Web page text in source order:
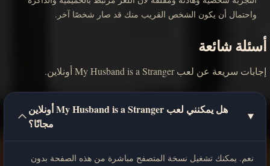
واحتمال أن يكون الشخص القريب منك قد صار شخصًا آخر.
أسئلة شائعة
إجابات سريعة عن لعب My Husband is a Stranger أونلاين.
هل يمكنني لعب My Husband is a Stranger أونلاين
مجانًا؟
نعم. يمكنك تشغيل نسخة المتصفح مباشرة من هذه الصفحة بدون